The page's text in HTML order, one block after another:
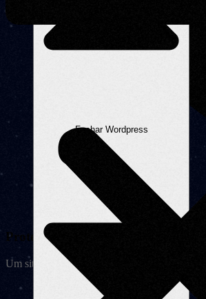
Fechar Wordpress
Proteção de Dados:
Um site seguro protege os dados do usuário,